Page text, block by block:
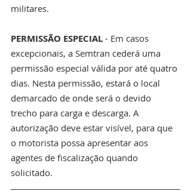
militares.
PERMISSÃO ESPECIAL - Em casos
excepcionais, a Semtran cederá uma
permissão especial válida por até quatro
dias. Nesta permissão, estará o local
demarcado de onde será o devido
trecho para carga e descarga. A
autorização deve estar visível, para que
o motorista possa apresentar aos
agentes de fiscalização quando
solicitado.